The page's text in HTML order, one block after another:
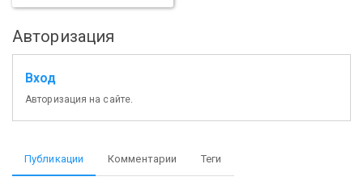
Авторизация
Вход
Авторизация на сайте.
Публикации Комментарии Теги